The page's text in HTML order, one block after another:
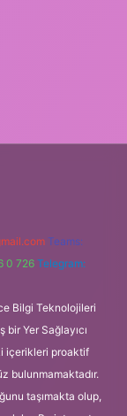
Teams:
0 726 Telegram:
Bilgi Teknolojileri
bir Yer Sağlayıcı
içerikleri proaktif
bulunmamaktadır.
taşımakta olup,